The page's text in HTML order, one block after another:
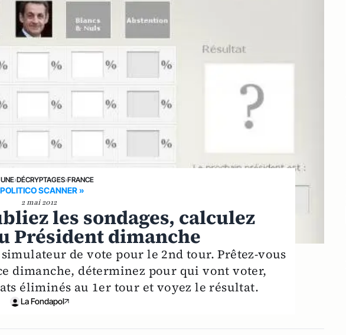
›DÉCRYPTAGES›FRANCE
SCANNER »
2 mai 2012
les sondages, calculez
Président dimanche
de vote pour le 2nd tour. Prêtez-vous
dimanche, déterminez pour qui vont voter,
éliminés au 1er tour et voyez le résultat.
La Fondapol